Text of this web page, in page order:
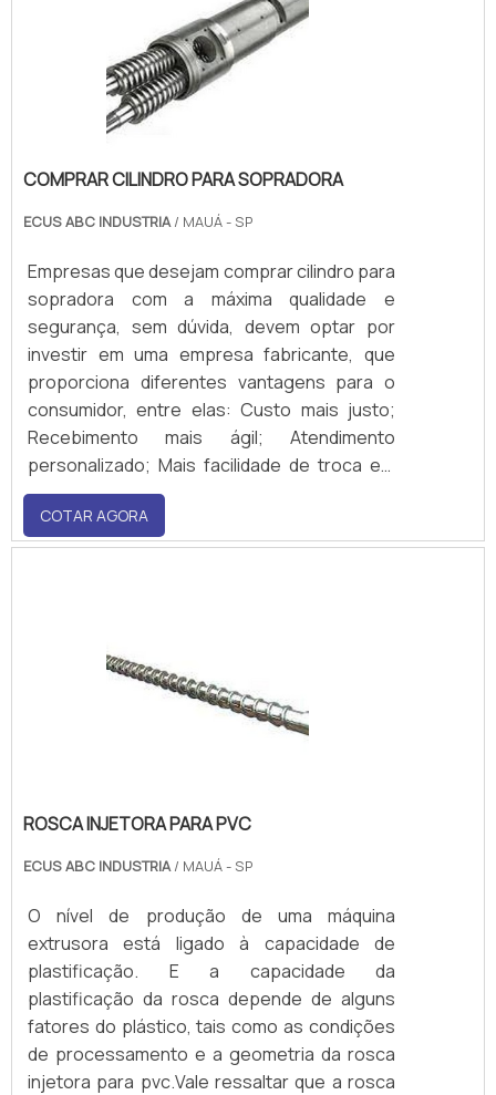
COMPRAR CILINDRO PARA SOPRADORA
ECUS ABC INDUSTRIA/ MAUÁ - SP
Empresas que desejam comprar cilindro para
sopradora com a máxima qualidade e
segurança, sem dúvida, devem optar por
investir em uma empresa fabricante, que
proporciona diferentes vantagens para o
consumidor, entre elas: Custo mais justo;
Recebimento mais ágil; Atendimento
personalizado; Mais facilidade de troca em
casos de danos ou falhas. Além desses
benefícios, optar por uma empresa
fabricante desse tipo de peça é também
COTAR AGORA
ROSCA INJETORA PARA PVC
ECUS ABC INDUSTRIA/ MAUÁ - SP
O nível de produção de uma máquina
extrusora está ligado à capacidade de
plastificação. E a capacidade da
plastificação da rosca depende de alguns
fatores do plástico, tais como as condições
de processamento e a geometria da rosca
injetora para pvc.Vale ressaltar que a rosca